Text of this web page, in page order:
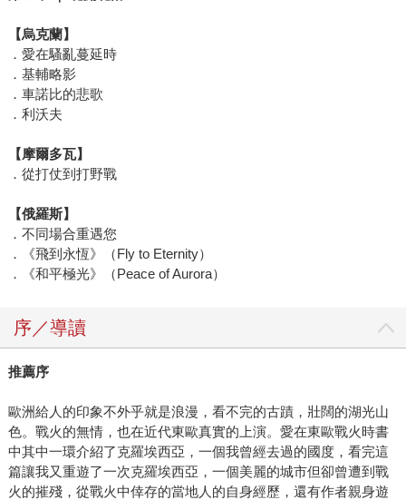
【烏克蘭】
．愛在騷亂蔓延時
．基輔略影
．車諾比的悲歌
．利沃夫
【摩爾多瓦】
．從打仗到打野戰
【俄羅斯】
．不同場合重遇您
．《飛到永恆》（Fly to Eternity）
．《和平極光》（Peace of Aurora）
序／導讀
推薦序
歐洲給人的印象不外乎就是浪漫，看不完的古蹟，壯闊的湖光山
色。戰火的無情，也在近代東歐真實的上演。愛在東歐戰火時書
中其中一環介紹了克羅埃西亞，一個我曾經去過的國度，看完這
篇讓我又重遊了一次克羅埃西亞，一個美麗的城市但卻曾遭到戰
火的摧殘，從戰火中倖存的當地人的自身經歷，還有作者親身遊